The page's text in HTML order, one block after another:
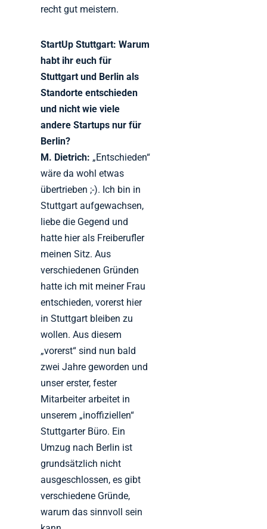
recht gut meistern.
StartUp Stuttgart: Warum
habt ihr euch für
Stuttgart und Berlin als
Standorte entschieden
und nicht wie viele
andere Startups nur für
Berlin?
M. Dietrich: „Entschieden“
wäre da wohl etwas
übertrieben ;-). Ich bin in
Stuttgart aufgewachsen,
liebe die Gegend und
hatte hier als Freiberufler
meinen Sitz. Aus
verschiedenen Gründen
hatte ich mit meiner Frau
entschieden, vorerst hier
in Stuttgart bleiben zu
wollen. Aus diesem
„vorerst“ sind nun bald
zwei Jahre geworden und
unser erster, fester
Mitarbeiter arbeitet in
unserem „inoffiziellen“
Stuttgarter Büro. Ein
Umzug nach Berlin ist
grundsätzlich nicht
ausgeschlossen, es gibt
verschiedene Gründe,
warum das sinnvoll sein